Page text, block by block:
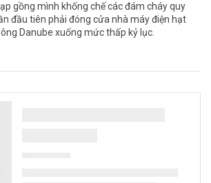
gồng mình khống chế các đám cháy quy
đầu tiên phải đóng cửa nhà máy điện hạt
Danube xuống mức thấp kỷ lục.